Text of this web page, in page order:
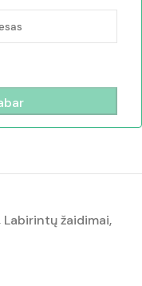
Labirintų žaidimai,